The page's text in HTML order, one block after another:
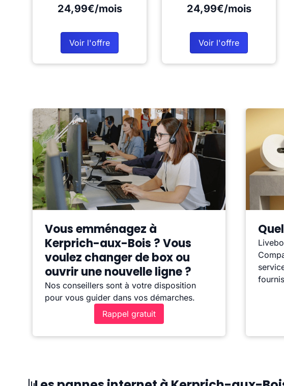
24,99€/mois
Voir l'offre
24,99€/mois
Voir l'offre
Vous emménagez à
Kerprich-aux-Bois ? Vous
voulez changer de box ou
ouvrir une nouvelle ligne ?
Nos conseillers sont à votre disposition
pour vous guider dans vos démarches.
Rappel gratuit